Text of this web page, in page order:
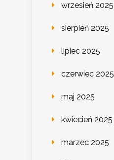
wrzesień 2025
sierpień 2025
lipiec 2025
czerwiec 2025
maj 2025
kwiecień 2025
marzec 2025